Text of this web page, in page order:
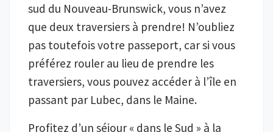
sud du Nouveau-Brunswick, vous n’avez
que deux traversiers à prendre! N’oubliez
pas toutefois votre passeport, car si vous
préférez rouler au lieu de prendre les
traversiers, vous pouvez accéder à l’île en
passant par Lubec, dans le Maine.
Profitez d’un séjour « dans le Sud » à la